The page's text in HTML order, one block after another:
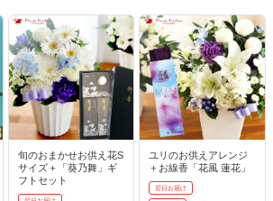
旬のおまかせお供え花S
サイズ＋「葵乃舞」ギ
フトセット
ユリのお供えアレンジ
＋お線香「花風 蓮花」
翌日お届け